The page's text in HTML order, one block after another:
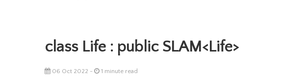
class Life : public SLAM<Life>
06 Oct 2022 - 1 minute read